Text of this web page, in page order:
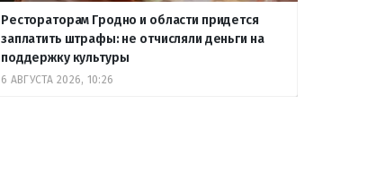
Рестораторам Гродно и области придется
заплатить штрафы: не отчисляли деньги на
поддержку культуры
6 АВГУСТА 2026, 10:26